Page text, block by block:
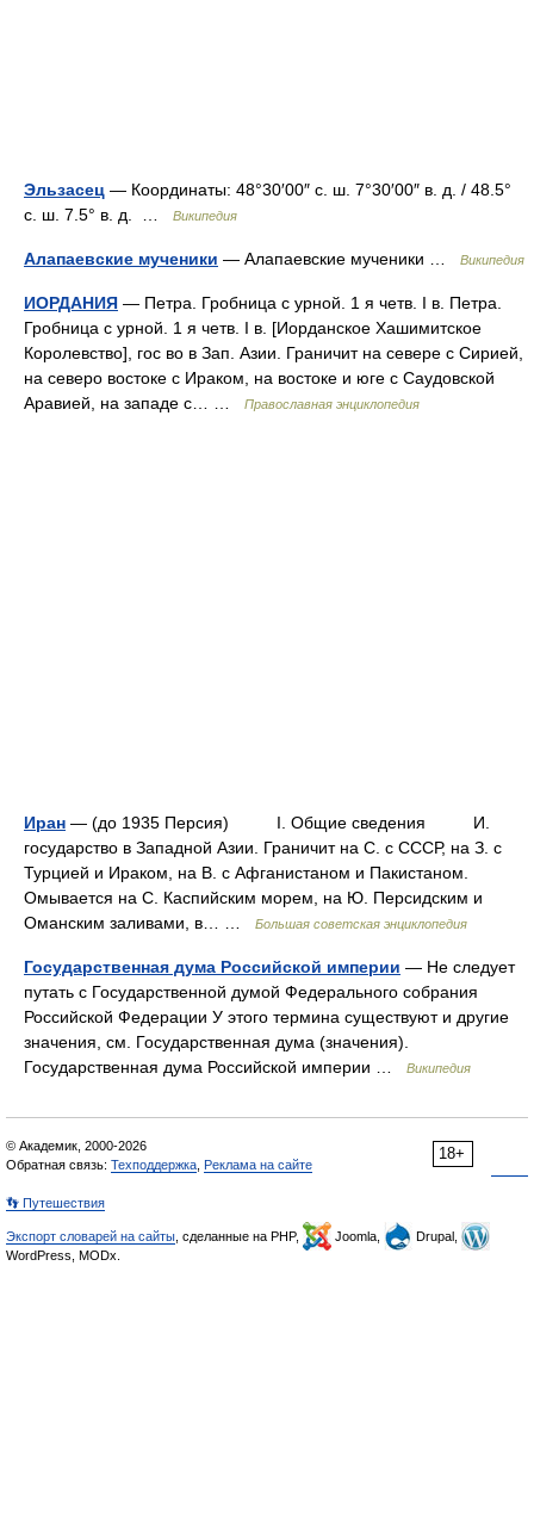
Эльзасец — Координаты: 48°30′00″ с. ш. 7°30′00″ в. д. / 48.5°
с. ш. 7.5° в. д. …
Википедия
Алапаевские мученики — Алапаевские мученики … Википедия
ИОРДАНИЯ — Петра. Гробница с урной. 1 я четв. I в. Петра.
Гробница с урной. 1 я четв. I в. [Иорданское Хашимитское
Королевство], гос во в Зап. Азии. Граничит на севере с Сирией,
на северо востоке с Ираком, на востоке и юге с Саудовской
Аравией, на западе с… …
Православная энциклопедия
Иран — (до 1935 Персия) I. Общие сведения И.
государство в Западной Азии. Граничит на С. с СССР, на З. с
Турцией и Ираком, на В. с Афганистаном и Пакистаном.
Омывается на С. Каспийским морем, на Ю. Персидским и
Оманским заливами, в… …
Большая советская энциклопедия
Государственная дума Российской империи — Не следует
путать с Государственной думой Федерального собрания
Российской Федерации У этого термина существуют и другие
значения, см. Государственная дума (значения).
Государственная дума Российской империи …
Википедия
18+
© Академик, 2000-2026
Обратная связь: Техподдержка Реклама на сайте
👣 Путешествия
Экспорт словарей на сайты , сделанные на PHP, Joomla,
Drupal,
WordPress, MODx.